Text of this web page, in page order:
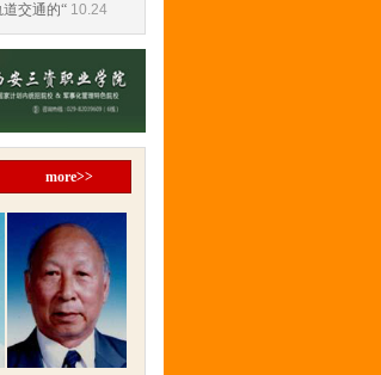
道交通的“ 10.24
more>>